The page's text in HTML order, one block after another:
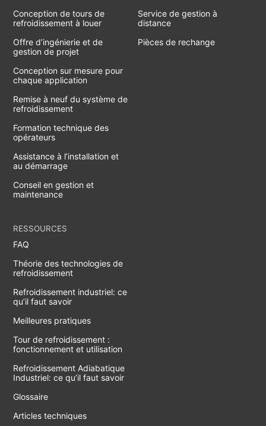
Conception de tours de
refroidissement à louer
Offre d’ingénierie et de
gestion de projet
Conception sur mesure pour
chaque application
Remise à neuf du système de
refroidissement
Formation technique des
opérateurs
Assistance à l’installation et
au démarrage
Conseil en gestion et
maintenance
Service de gestion à
distance
Pièces de rechange
RESSOURCES
FAQ
Théorie des technologies de
refroidissement
Refroidissement industriel: ce
qu’il faut savoir
Meilleures pratiques
Tour de refroidissement :
fonctionnement et utilisation
Refroidissement Adiabatique
Industriel: ce qu’il faut savoir
Glossaire
Articles techniques